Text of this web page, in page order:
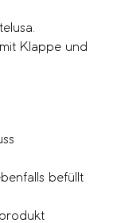
Klappe und
befüllt